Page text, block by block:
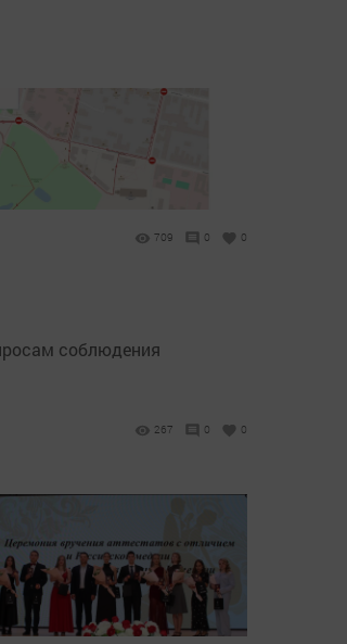
709 0 0
соблюдения
267 0 0